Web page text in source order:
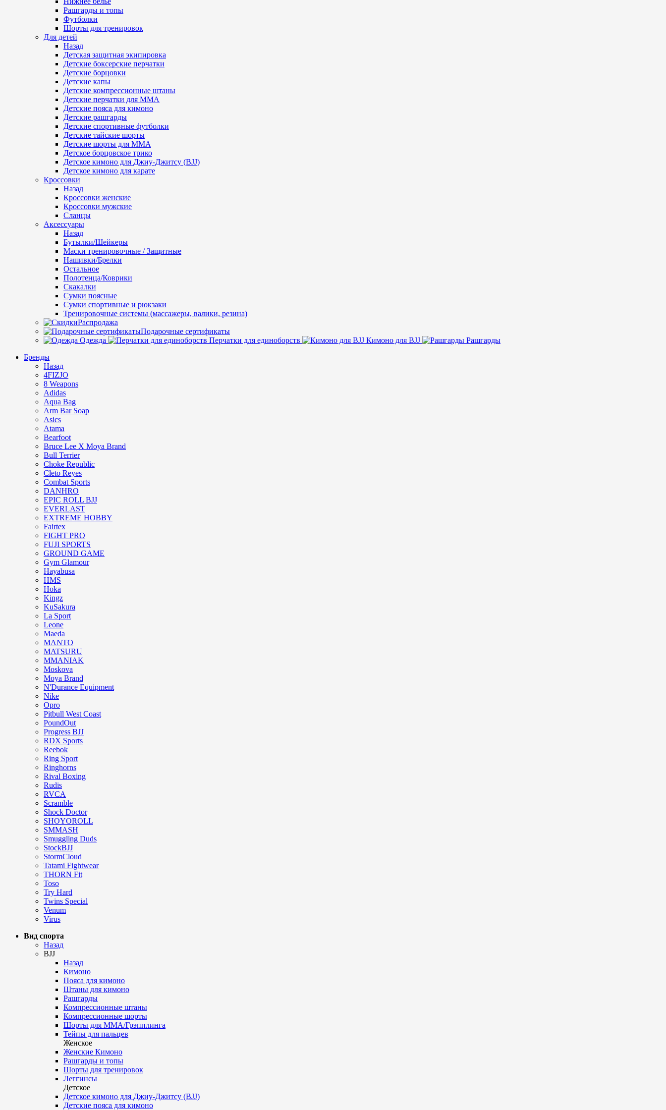
Рашгарды и топы
Футболки
Шорты для тренировок
Для детей
Назад
Детская защитная экипировка
Детские боксерские перчатки
Детские борцовки
Детские капы
Детские компрессионные штаны
Детские перчатки для ММА
Детские пояса для кимоно
Детские рашгарды
Детские спортивные футболки
Детские тайские шорты
Детские шорты для ММА
Детское борцовское трико
Детское кимоно для Джиу-Джитсу (BJJ)
Детское кимоно для карате
Кроссовки
Назад
Кроссовки женские
Кроссовки мужские
Сланцы
Аксессуары
Назад
Бутылки/Шейкеры
Маски тренировочные / Защитные
Нашивки/Брелки
Остальное
Полотенца/Коврики
Скакалки
Сумки поясные
Сумки спортивные и рюкзаки
Тренировочные системы (массажеры, валики, резина)
Распродажа
Подарочные сертификаты
Одежда
Перчатки для единоборств Кимоно для BJJ
Рашгарды
Бренды
Назад
4FIZJO
8 Weapons
Adidas
Aqua Bag
Arm Bar Soap
Asics
Atama
Bearfoot
Bruce Lee X Moya Brand
Bull Terrier
Choke Republic
Cleto Reyes
Combat Sports
DANHRO
EPIC ROLL BJJ
EVERLAST
EXTREME HOBBY
Fairtex
FIGHT PRO
FUJI SPORTS
GROUND GAME
Gym Glamour
Hayabusa
HMS
Hoka
Kingz
KuSakura
La Sport
Leone
Maeda
MANTO
MATSURU
MMANIAK
Moskova
Moya Brand
N'Durance Equipment
Nike
Opro
Pitbull West Coast
PoundOut
Progress BJJ
RDX Sports
Reebok
Ring Sport
Ringhorns
Rival Boxing
Rudis
RVCA
Scramble
Shock Doctor
SHOYOROLL
SMMASH
Smuggling Duds
StockBJJ
StormCloud
Tatami Fightwear
THORN Fit
Toso
Try Hard
Twins Special
Venum
Virus
Вид спорта
Назад
BJJ
Назад
Кимоно
Пояса для кимоно
Штаны для кимоно
Рашгарды
Компрессионные штаны
Компрессионные шорты
Шорты для ММА/Грэпплинга
Тейпы для пальцев
Женское
Женские Кимоно
Рашгарды и топы
Шорты для тренировок
Леггинсы
Детское
Детское кимоно для Джиу-Джитсу (BJJ)
Детские пояса для кимоно